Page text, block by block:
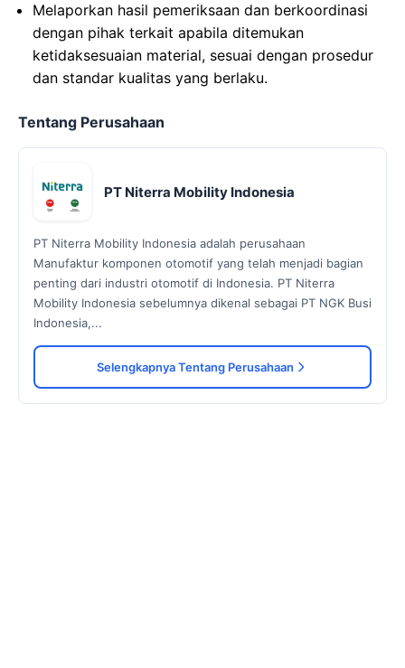
Melaporkan hasil pemeriksaan dan berkoordinasi
dengan pihak terkait apabila ditemukan
ketidaksesuaian material, sesuai dengan prosedur
dan standar kualitas yang berlaku.
Tentang Perusahaan
PT Niterra Mobility Indonesia
PT Niterra Mobility Indonesia adalah perusahaan
Manufaktur komponen otomotif yang telah menjadi bagian
penting dari industri otomotif di Indonesia. PT Niterra
Mobility Indonesia sebelumnya dikenal sebagai PT NGK Busi
Indonesia,...
Selengkapnya Tentang Perusahaan